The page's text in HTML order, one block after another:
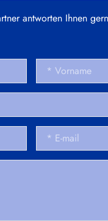
antworten Ihnen